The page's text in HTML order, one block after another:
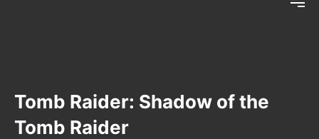
Tomb Raider: Shadow of the
Tomb Raider